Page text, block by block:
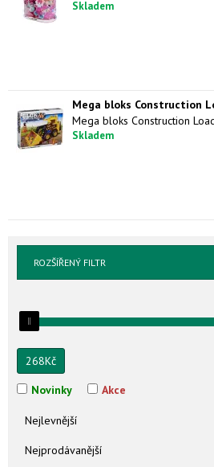
Skladem
Mega bloks Construction
Skladem
ROZŠÍŘENÝ FILTR
268Kč
Novinky Akce
Nejlevnější
Nejprodávanější